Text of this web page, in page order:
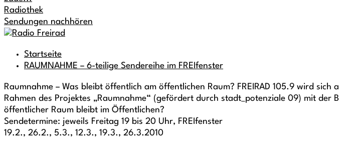
Radiothek
Sendungen nachhören
Startseite
RAUMNAHME – 6-teilige Sendereihe im FREIfenster
Raumnahme – Was bleibt öffentlich am öffentlichen Raum? FREIRAD 105.9 wird
Rahmen des Projektes „Raumnahme“ (gefördert durch stadt_potenziale 09) mit
öffentlicher Raum bleibt im Öffentlichen?
Sendetermine: jeweils Freitag 19 bis 20 Uhr, FREIfenster
19.2., 26.2., 5.3., 12.3., 19.3., 26.3.2010